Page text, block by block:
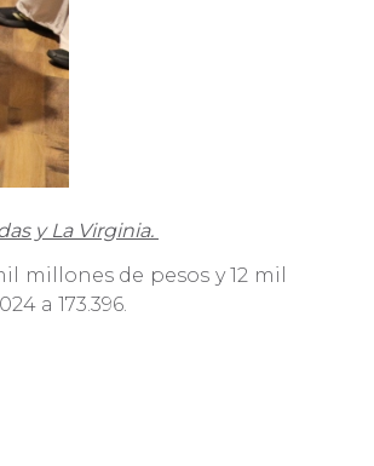
y La Virginia.
millones de pesos y 12 mil
a 173.396.